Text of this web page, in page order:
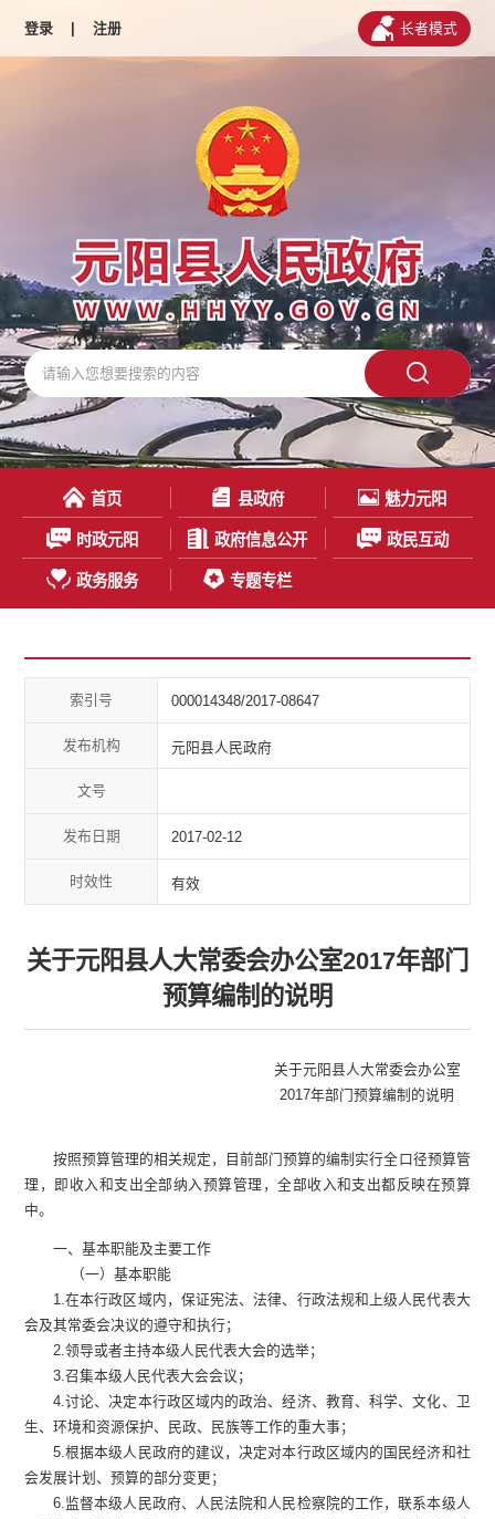
登录 | 注册 长者模式
首页 县政府 魅力元阳
时政元阳 政府信息公开 政民互动
政务服务 专题专栏
索引号 000014348/2017-08647
发布机构 元阳县人民政府
文号
发布日期 2017-02-12
时效性 有效
关于元阳县人大常委会办公室2017年部门
预算编制的说明
关于元阳县人大常委会办公室
2017年部门预算编制的说明
按照预算管理的相关规定，目前部门预算的编制实行全口径预算管
理，即收入和支出全部纳入预算管理，全部收入和支出都反映在预算
中。
一、基本职能及主要工作
（一）基本职能
1.在本行政区域内，保证宪法、法律、行政法规和上级人民代表大
会及其常委会决议的遵守和执行；
2.领导或者主持本级人民代表大会的选举；
3.召集本级人民代表大会会议；
4.讨论、决定本行政区域内的政治、经济、教育、科学、文化、卫
生、环境和资源保护、民政、民族等工作的重大事；
5.根据本级人民政府的建议，决定对本行政区域内的国民经济和社
会发展计划、预算的部分变更；
6.监督本级人民政府、人民法院和人民检察院的工作，联系本级人